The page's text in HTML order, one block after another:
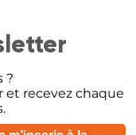
?
et recevez chaque